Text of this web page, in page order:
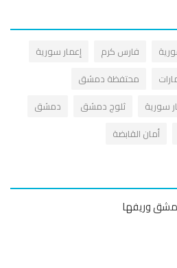
فارس كرم
إعمار سورية
محتفظة دمشق
ثلوج دمشق
دمشق
القابضة